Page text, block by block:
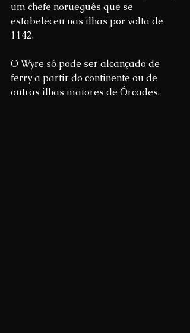
um chefe norueguês que se
estabeleceu nas ilhas por volta de
1142.
O Wyre só pode ser alcançado de
ferry a partir do continente ou de
outras ilhas maiores de Órcades.